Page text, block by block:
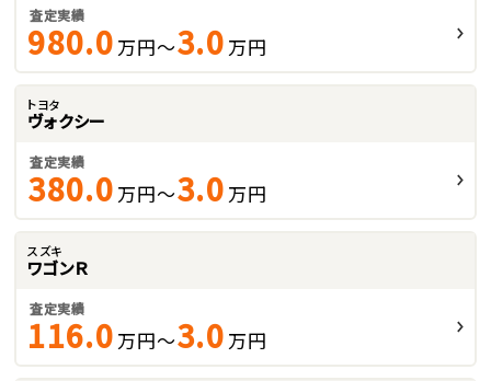
査定実績
980.0 万円～3.0 万円
トヨタ
ヴォクシー
査定実績
380.0 万円～3.0 万円
スズキ
ワゴンＲ
査定実績
116.0 万円～3.0 万円